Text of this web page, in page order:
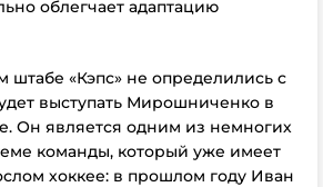
облегчает адаптацию
штабе «Кэпс» не определились с
выступать Мирошниченко в
Он является одним из немногих
команды, который уже имеет
хоккее: в прошлом году Иван